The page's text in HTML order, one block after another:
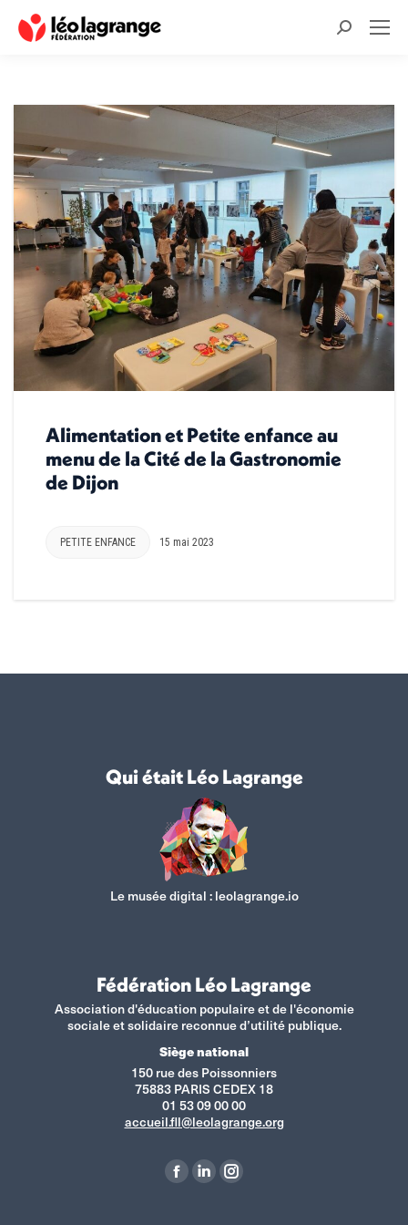
Recherche
Alimentation et Petite enfance au
menu de la Cité de la Gastronomie
de Dijon
PETITE ENFANCE 15 mai 2023
Qui était Léo Lagrange
Le musée digital :leolagrange.io
Fédération Léo Lagrange
Association d'éducation populaire et de l'économie
sociale et solidaire reconnue d’utilité publique.
Siège national
150 rue des Poissonniers
75883 PARIS CEDEX 18
01 53 09 00 00
accueil.fll@leolagrange.org
La
La
La